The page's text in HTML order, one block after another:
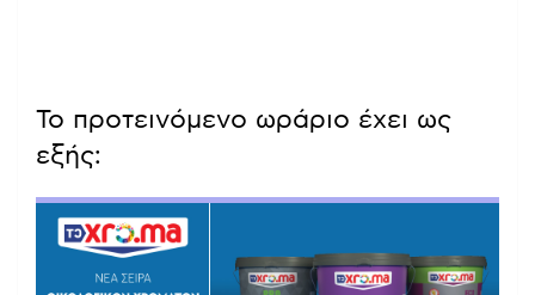
Το προτεινόμενο ωράριο έχει ως
εξής: